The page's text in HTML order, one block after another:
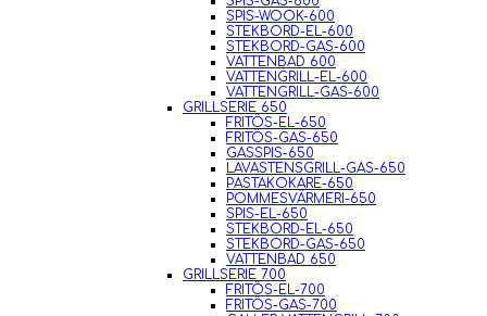
SPIS-WOOK-600
STEKBORD-EL-600
STEKBORD-GAS-600
VATTENBAD 600
VATTENGRILL-EL-600
VATTENGRILL-GAS-600
GRILLSERIE 650
FRITÖS-EL-650
FRITÖS-GAS-650
GASSPIS-650
LAVASTENSGRILL-GAS-650
PASTAKOKARE-650
POMMESVÄRMERI-650
SPIS-EL-650
STEKBORD-EL-650
STEKBORD-GAS-650
VATTENBAD 650
GRILLSERIE 700
FRITÖS-EL-700
FRITÖS-GAS-700